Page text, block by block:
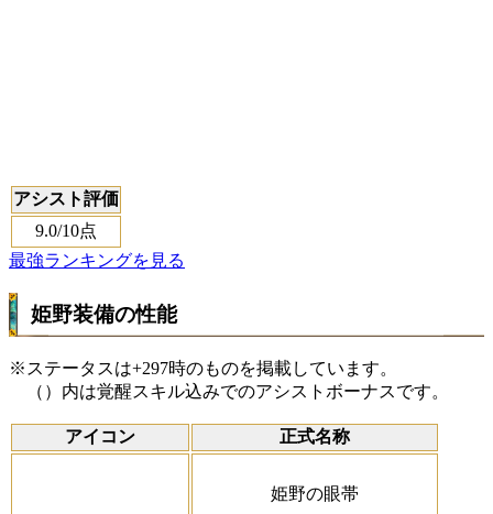
アシスト評価
9.0/10点
最強ランキングを見る
姫野装備の性能
※ステータスは+297時のものを掲載しています。
（）内は覚醒スキル込みでのアシストボーナスです。
アイコン 正式名称
姫野の眼帯